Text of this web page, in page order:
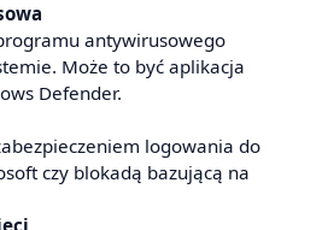
antywirusowego
Może to być aplikacja
Defender.
logowania do
czy blokadą bazującą na